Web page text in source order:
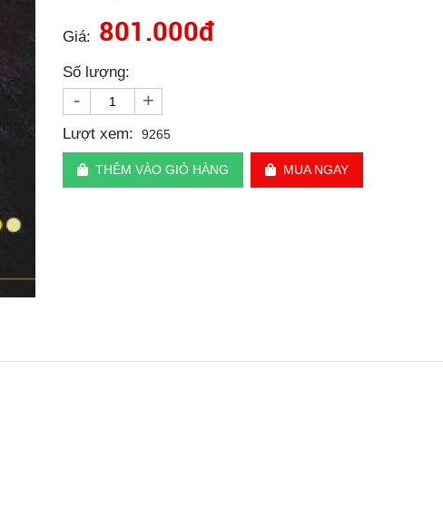
Giá: 801.000đ
Số lượng:
- +
Lượt xem: 9265
THÊM VÀO GIỎ HÀNG MUA NGAY